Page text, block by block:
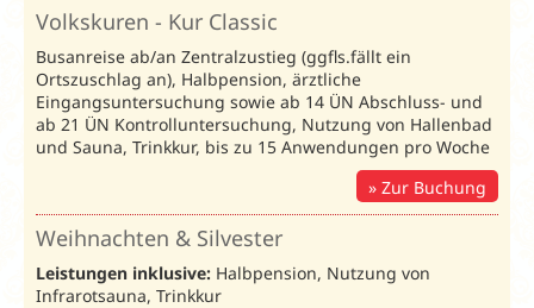
Volkskuren - Kur Classic
Busanreise ab/an Zentralzustieg (ggfls.fällt ein
Ortszuschlag an), Halbpension, ärztliche
Eingangsuntersuchung sowie ab 14 ÜN Abschluss- und
ab 21 ÜN Kontrolluntersuchung, Nutzung von Hallenbad
und Sauna, Trinkkur, bis zu 15 Anwendungen pro Woche
Zur Buchung
Weihnachten & Silvester
Leistungen inklusive: Halbpension, Nutzung von
Infrarotsauna, Trinkkur
Kur Relax:
Volkskuren - Kur Classic 2026 /Preise
Savoy:
74203VK
Unterbr. Bel. 04.01.-24.01.26
1. Wo. inkl.
An-/Abreise
Folgewoche
An-/
DZ
Standard
DZS 2 599 499